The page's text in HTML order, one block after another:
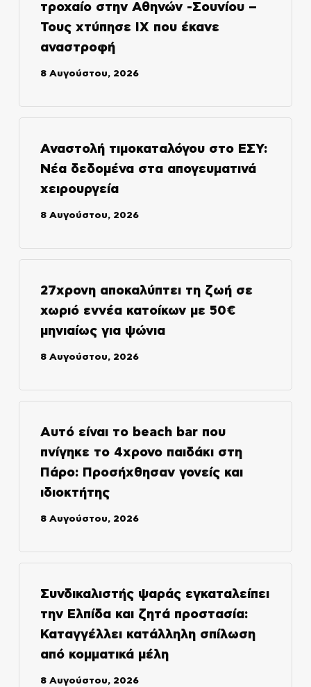
τροχαίο στην Αθηνών -Σουνίου –
Τους χτύπησε ΙΧ που έκανε
αναστροφή
8 Αυγούστου, 2026
Αναστολή τιμοκαταλόγου στο ΕΣΥ:
Νέα δεδομένα στα απογευματινά
χειρουργεία
8 Αυγούστου, 2026
27χρονη αποκαλύπτει τη ζωή σε
χωριό εννέα κατοίκων με 50€
μηνιαίως για ψώνια
8 Αυγούστου, 2026
Αυτό είναι το beach bar που
πνίγηκε το 4χρονο παιδάκι στη
Πάρο: Προσήχθησαν γονείς και
ιδιοκτήτης
8 Αυγούστου, 2026
Συνδικαλιστής ψαράς εγκαταλείπει
την Ελπίδα και ζητά προστασία:
Καταγγέλλει κατάλληλη σπίλωση
από κομματικά μέλη
8 Αυγούστου, 2026